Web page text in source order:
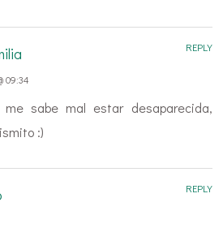
09:34
me sabe mal estar desaparecida,
:)
REPLY
REPLY